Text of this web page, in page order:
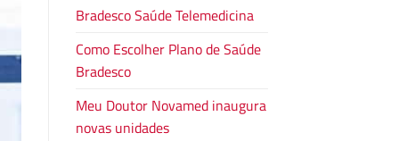
Bradesco Saúde Telemedicina
Como Escolher Plano de Saúde
Bradesco
Meu Doutor Novamed inaugura
novas unidades